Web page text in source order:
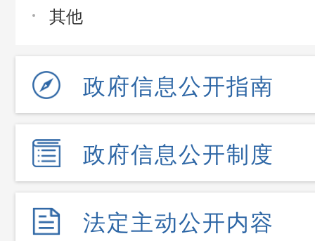
其他
政府信息公开指南
政府信息公开制度
法定主动公开内容